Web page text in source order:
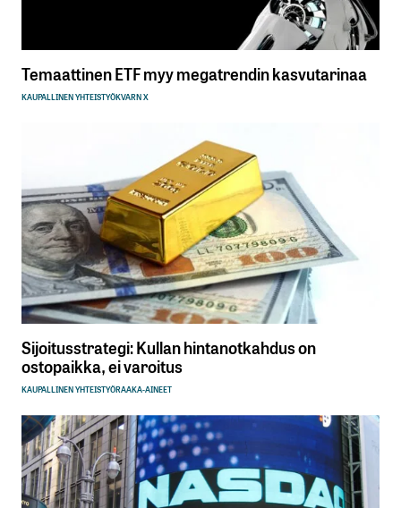
Temaattinen ETF myy megatrendin kasvutarinaa
KAUPALLINEN YHTEISTYÖKVARN X
Sijoitusstrategi: Kullan hintanotkahdus on
ostopaikka, ei varoitus
KAUPALLINEN YHTEISTYÖRAAKA-AINEET